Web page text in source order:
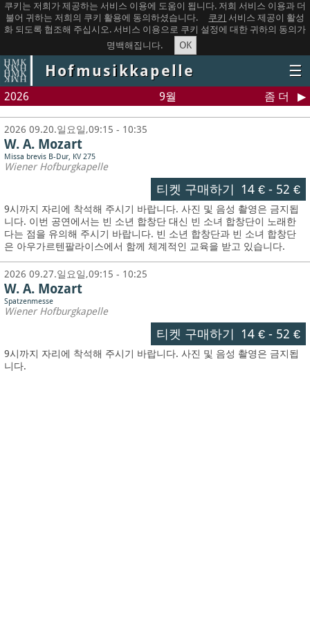
쿠키는 저희가 제공하는 서비스 이용에 도움이 됩니다. 저희 서비스 이용과 더
불어 귀하는 저희의 쿠키 활용에 동의하셨습니다.
쿠키 서비스 제공이 활성
화 되도록 협조해 주십시오. 서비스 이용으로 쿠키 설정에 대한 귀하의 동의가
명백해집니다.
OK
Hofmusikkapelle ☰
2026 9월 좀 더
2026 09.20.일요일,09:15 - 10:35
W. A. Mozart
Missa brevis B-Dur, KV 275
Wiener Hofburgkapelle
티켓 구매하기 14 €- 52 €
9시까지 자리에 착석해 주시기 바랍니다. 사진 및 음성 촬영은 금지됩
니다. 이번 공연에서는 빈 소년 합창단 대신 빈 소녀 합창단이 노래한
다는 점을 유의해 주시기 바랍니다. 빈 소년 합창단과 빈 소녀 합창단
은 아우가르텐팔라이스에서 함께 체계적인 교육을 받고 있습니다.
2026 09.27.일요일,09:15 - 10:25
W. A. Mozart
Spatzenmesse
Wiener Hofburgkapelle
티켓 구매하기 14 €- 52 €
9시까지 자리에 착석해 주시기 바랍니다. 사진 및 음성 촬영은 금지됩
니다.